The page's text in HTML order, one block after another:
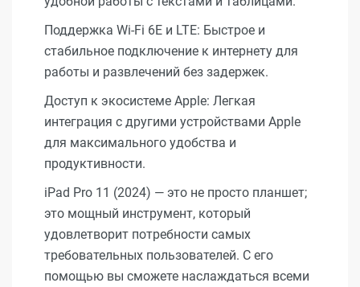
Поддержка Wi-Fi 6E и LTE: Быстрое и
стабильное подключение к интернету для
работы и развлечений без задержек.
Доступ к экосистеме Apple: Легкая
интеграция с другими устройствами Apple
для максимального удобства и
продуктивности.
iPad Pro 11 (2024) — это не просто планшет;
это мощный инструмент, который
удовлетворит потребности самых
требовательных пользователей. С его
помощью вы сможете наслаждаться всеми